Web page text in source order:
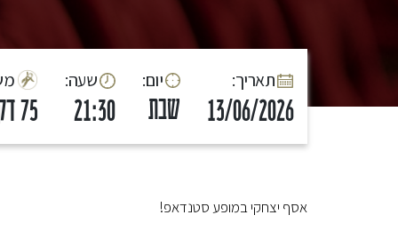
:תאריך
13/06/2026
:יום
שבת
:שעה
21:30 75 דק'
אסף יצחקי במופע סטנדאפ!